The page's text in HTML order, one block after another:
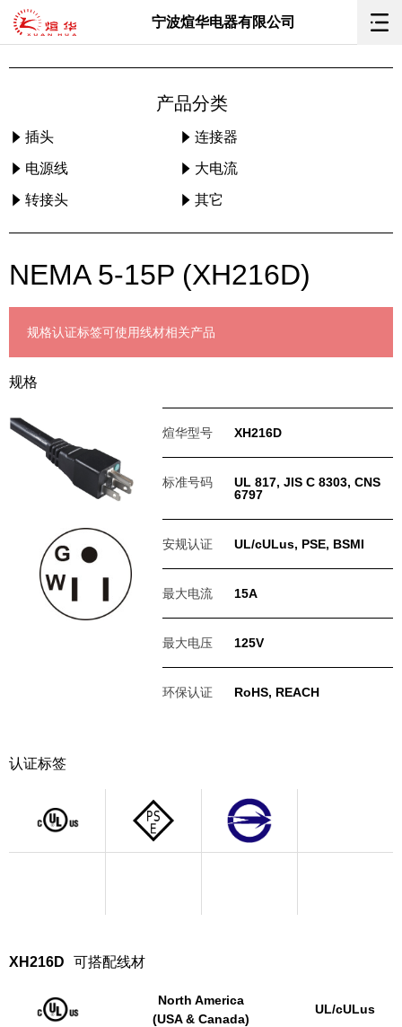
宁波煊华电器有限公司
产品分类
插头 连接器
电源线 大电流
转接头 其它
NEMA 5-15P (XH216D)
规格认证标签可使用线材相关产品
规格
煊华型号 XH216D
标准号码
UL 817, JIS C 8303, CNS
6797
安规认证 UL/cULus, PSE, BSMI
最大电流 15A
最大电压 125V
环保认证 RoHS, REACH
认证标签
XH216D 可搭配线材
North America
(USA & Canada)
UL/cULus